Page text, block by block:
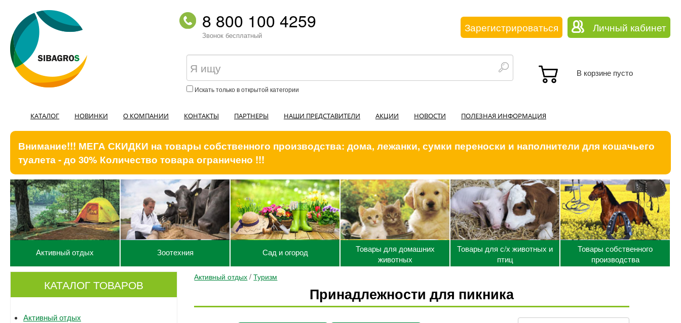
8 800 100 4259
Звонок бесплатный
Зарегистрироваться Личный кабинет
Искать только в открытой категории
В корзине пусто
КАТАЛОГ НОВИНКИ О КОМПАНИИ КОНТАКТЫ ПАРТНЕРЫ НАШИ ПРЕДСТАВИТЕЛИ АКЦИИ НОВОСТИ ПОЛЕЗНАЯ ИНФОРМАЦИЯ
Внимание!!! МЕГА СКИДКИ на товары собственного производства: дома, лежанки, сумки переноски и наполнители для кошачьего
туалета - до 30% Количество товара ограничено !!!
Активный отдых Зоотехния Сад и огород
Товары для домашних
животных
Товары для с/х животных и
птиц
Товары собственного
производства
КАТАЛОГ ТОВАРОВ
Активный отдых
Активный отдых /Туризм
Принадлежности для пикника